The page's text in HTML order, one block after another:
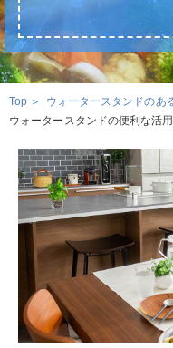
展示・キャンペーン情報
お客様の声
サポート
ウォータースタンドのあ
ウォータースタンドの
ウォータースタンド活用術
環境とお水
ウォーターサーバー・浄
資
Top ウォータースタンドのあ
ウォータースタンドの便利な活